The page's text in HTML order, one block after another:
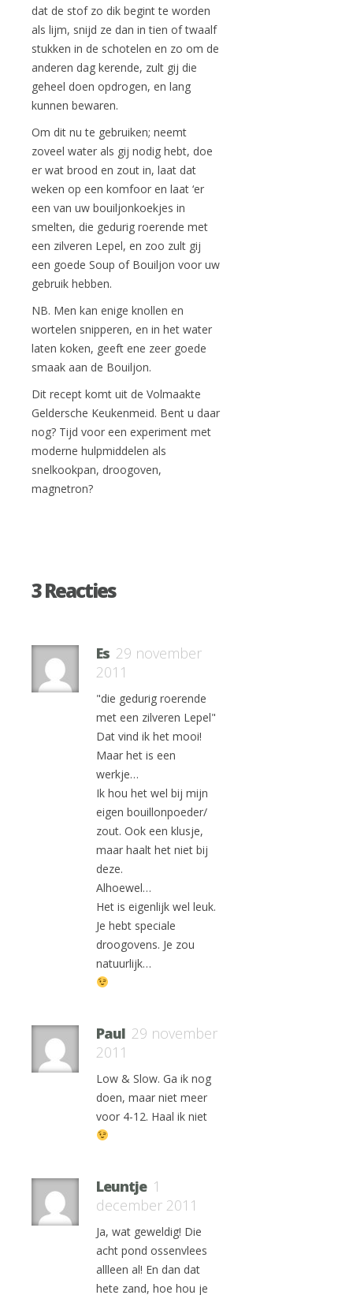
dat de stof zo dik begint te worden
als lijm, snijd ze dan in tien of twaalf
stukken in de schotelen en zo om de
anderen dag kerende, zult gij die
geheel doen opdrogen, en lang
kunnen bewaren.
Om dit nu te gebruiken; neemt
zoveel water als gij nodig hebt, doe
er wat brood en zout in, laat dat
weken op een komfoor en laat ‘er
een van uw bouiljonkoekjes in
smelten, die gedurig roerende met
een zilveren Lepel, en zoo zult gij
een goede Soup of Bouiljon voor uw
gebruik hebben.
NB. Men kan enige knollen en
wortelen snipperen, en in het water
laten koken, geeft ene zeer goede
smaak aan de Bouiljon.
Dit recept komt uit de Volmaakte
Geldersche Keukenmeid. Bent u daar
nog? Tijd voor een experiment met
moderne hulpmiddelen als
snelkookpan, droogoven,
magnetron?
3 Reacties
Es 29 november
2011
"die gedurig roerende
met een zilveren Lepel"
Dat vind ik het mooi!
Maar het is een
werkje…
Ik hou het wel bij mijn
eigen bouillonpoeder/
zout. Ook een klusje,
maar haalt het niet bij
deze.
Alhoewel…
Het is eigenlijk wel leuk.
Je hebt speciale
droogovens. Je zou
natuurlijk…
Paul 29 november
2011
Low & Slow. Ga ik nog
doen, maar niet meer
voor 4-12. Haal ik niet
Leuntje 1
december 2011
Ja, wat geweldig! Die
acht pond ossenvlees
allleen al! En dan dat
hete zand, hoe hou je